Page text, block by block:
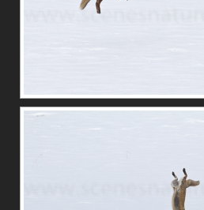
ACCUEIL
BLOG